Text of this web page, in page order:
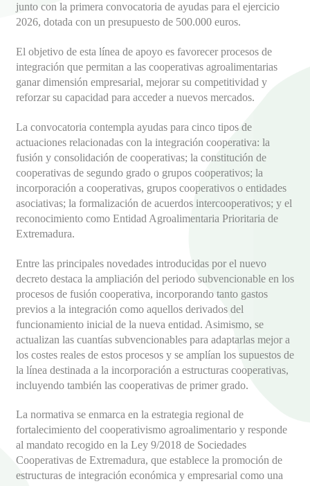
junto con la primera convocatoria de ayudas para el ejercicio
2026, dotada con un presupuesto de 500.000 euros.
El objetivo de esta línea de apoyo es favorecer procesos de
integración que permitan a las cooperativas agroalimentarias
ganar dimensión empresarial, mejorar su competitividad y
reforzar su capacidad para acceder a nuevos mercados.
La convocatoria contempla ayudas para cinco tipos de
actuaciones relacionadas con la integración cooperativa: la
fusión y consolidación de cooperativas; la constitución de
cooperativas de segundo grado o grupos cooperativos; la
incorporación a cooperativas, grupos cooperativos o entidades
asociativas; la formalización de acuerdos intercooperativos; y el
reconocimiento como Entidad Agroalimentaria Prioritaria de
Extremadura.
Entre las principales novedades introducidas por el nuevo
decreto destaca la ampliación del periodo subvencionable en los
procesos de fusión cooperativa, incorporando tanto gastos
previos a la integración como aquellos derivados del
funcionamiento inicial de la nueva entidad. Asimismo, se
actualizan las cuantías subvencionables para adaptarlas mejor a
los costes reales de estos procesos y se amplían los supuestos de
la línea destinada a la incorporación a estructuras cooperativas,
incluyendo también las cooperativas de primer grado.
La normativa se enmarca en la estrategia regional de
fortalecimiento del cooperativismo agroalimentario y responde
al mandato recogido en la Ley 9/2018 de Sociedades
Cooperativas de Extremadura, que establece la promoción de
estructuras de integración económica y empresarial como una